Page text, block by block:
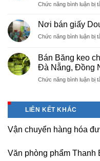
Chức năng bình luận bị
Nơi bán giấy
Chức năng bình luận bị
Bán Băng keo
Đà Nẵng, Đồng
Chức năng bình luận bị
LIÊN KẾT KHÁC
Vận chuyển hàng hóa
Văn phòng phẩm Thanh